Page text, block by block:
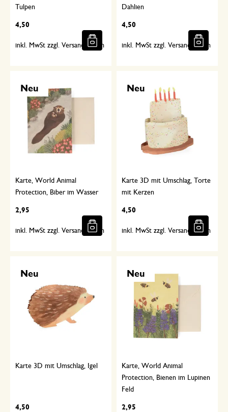
Tulpen
4,50
inkl. MwSt zzgl. Versandkosten
Dahlien
4,50
inkl. MwSt zzgl. Versandkosten
Neu
Karte, World Animal
Protection, Biber im Wasser
2,95
inkl. MwSt zzgl. Versandkosten
Neu
Karte 3D mit Umschlag, Torte
mit Kerzen
4,50
inkl. MwSt zzgl. Versandkosten
Neu
Karte 3D mit Umschlag, Igel
4,50
Neu
Karte, World Animal
Protection, Bienen im Lupinen
Feld
2,95